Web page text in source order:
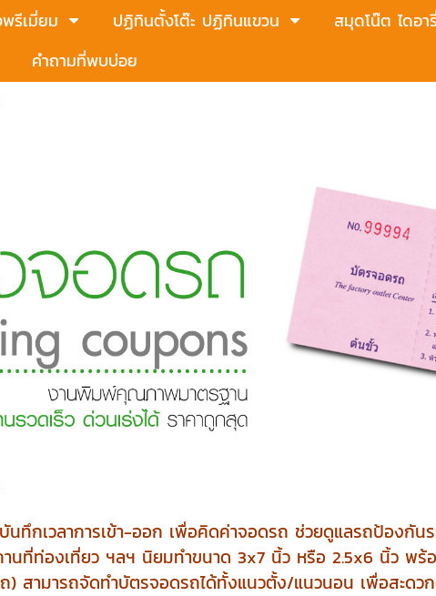
รีเมี่ยม ปฏิทินตั้งโต๊ะ ปฏิทินแขวน สมุดโน๊ต ไดอา
คำถามที่พบบ่อย
ทึกเวลาการเข้า-ออก เพื่อคิดค่าจอดรถ ช่วยดูแลรถป้องกั
ที่ท่องเที่ยว ฯลฯ นิยมทำขนาด 3x7 นิ้ว หรือ 2.5x6 นิ้ว พ
สามารถจัดทำบัตรจอดรถได้ทั้งแนวตั้ง/แนวนอน เพื่อสะดว